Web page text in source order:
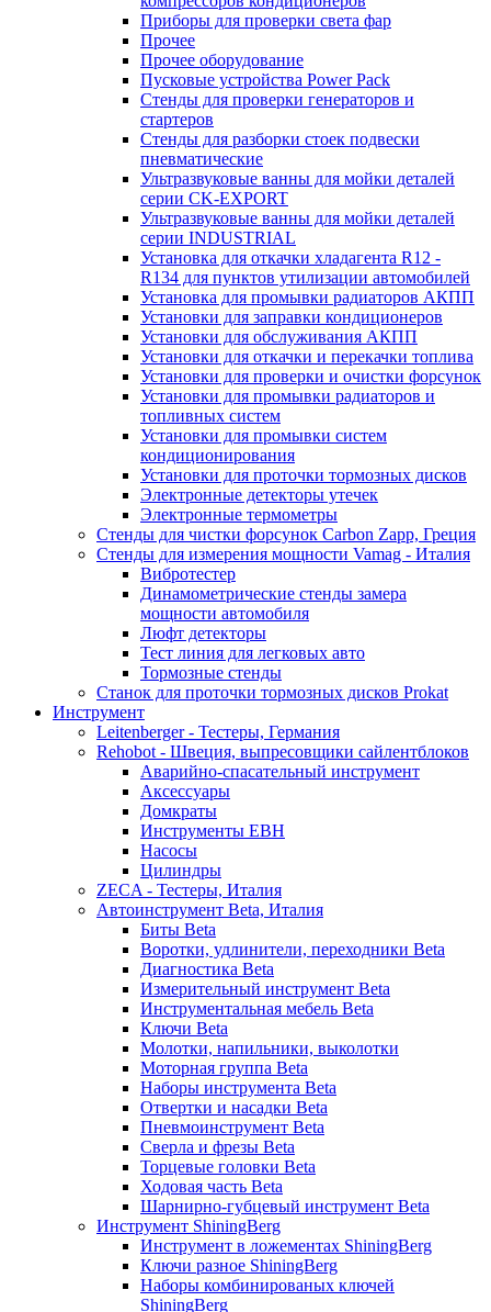
Приборы для проверки света фар
Прочее
Прочее оборудование
Пусковые устройства Power Pack
Стенды для проверки генераторов и
стартеров
Стенды для разборки стоек подвески
пневматические
Ультразвуковые ванны для мойки деталей
серии CK-EXPORT
Ультразвуковые ванны для мойки деталей
серии INDUSTRIAL
Установка для откачки хладагента R12 -
R134 для пунктов утилизации автомобилей
Установка для промывки радиаторов АКПП
Установки для заправки кондиционеров
Установки для обслуживания АКПП
Установки для откачки и перекачки топлива
Установки для проверки и очистки форсунок
Установки для промывки радиаторов и
топливных систем
Установки для промывки систем
кондиционирования
Установки для проточки тормозных дисков
Электронные детекторы утечек
Электронные термометры
Стенды для чистки форсунок Carbon Zapp, Греция
Стенды для измерения мощности Vamag - Италия
Вибротестер
Динамометрические стенды замера
мощности автомобиля
Люфт детекторы
Тест линия для легковых авто
Тормозные стенды
Станок для проточки тормозных дисков Prokat
Инструмент
Leitenberger - Тестеры, Германия
Rehobot - Швеция, выпресовщики сайлентблоков
Аварийно-спасательный инструмент
Аксессуары
Домкраты
Инструменты EBH
Насосы
Цилиндры
ZECA - Тестеры, Италия
Автоинструмент Beta, Италия
Биты Beta
Воротки, удлинители, переходники Beta
Диагностика Beta
Измерительный инструмент Beta
Инструментальная мебель Beta
Ключи Beta
Молотки, напильники, выколотки
Моторная группа Beta
Наборы инструмента Beta
Отвертки и насадки Beta
Пневмоинструмент Beta
Сверла и фрезы Beta
Торцевые головки Beta
Ходовая часть Beta
Шарнирно-губцевый инструмент Beta
Инструмент ShiningBerg
Инструмент в ложементах ShiningBerg
Ключи разное ShiningBerg
Наборы комбинированых ключей
ShiningBerg